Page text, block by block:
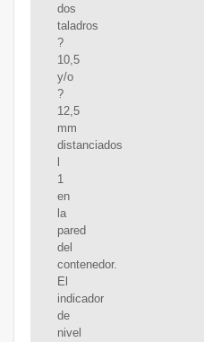
dos
taladros
?
10,5
y/o
?
12,5
mm
distanciados
1
en
la
pared
del
contenedor.
El
indicador
de
nivel